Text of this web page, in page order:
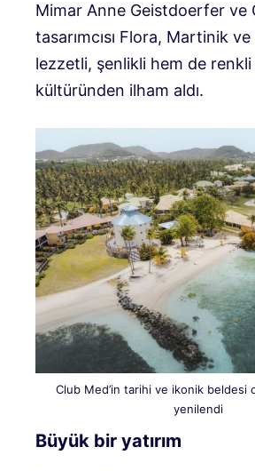
Mimar Anne Geistdoerfer ve
tasarımcısı Flora, Martinik
lezzetli, şenlikli hem de
kültüründen ilham aldı.
Club Med’in tarihi ve ikonik beldesi
yenilendi
Büyük bir yatırım